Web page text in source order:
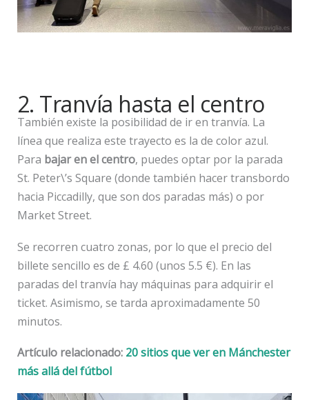
2. Tranvía hasta el centro
También existe la posibilidad de ir en tranvía. La
línea que realiza este trayecto es la de color azul.
Para bajar en el centro, puedes optar por la parada
St. Peter\’s Square (donde también hacer transbordo
hacia Piccadilly, que son dos paradas más) o por
Market Street.
Se recorren cuatro zonas, por lo que el precio del
billete sencillo es de £ 4.60 (unos 5.5 €). En las
paradas del tranvía hay máquinas para adquirir el
ticket. Asimismo, se tarda aproximadamente 50
minutos.
Artículo relacionado: 20 sitios que ver en Mánchester
más allá del fútbol